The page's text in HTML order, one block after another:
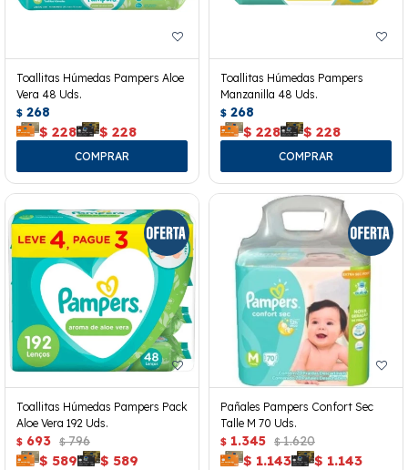
Toallitas Húmedas Pampers Aloe
Vera 48 Uds.
$ 268
$ 228 $ 228
Toallitas Húmedas Pampers
Manzanilla 48 Uds.
$ 268
$ 228 $ 228
Toallitas Húmedas Pampers Pack
Aloe Vera 192 Uds.
$ 693 $ 796
$ 589 $ 589
Pañales Pampers Confort Sec
Talle M 70 Uds.
$ 1.345 $ 1.620
$ 1.143 $ 1.143